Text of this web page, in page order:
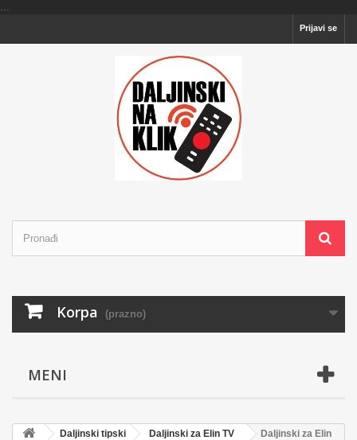
...
Prijavi se
Korpa (prazno)
MENI
Daljinski tipski Daljinski za Elin TV
Daljinski za Elin